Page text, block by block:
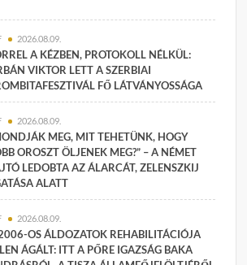
2026.08.09.
A KÉZBEN, PROTOKOLL NÉLKÜL:
VIKTOR LETT A SZERBIAI
FŐ LÁTVÁNYOSSÁGA
2026.08.09.
MEG, MIT TEHETÜNK, HOGY
OROSZT ÖLJENEK MEG?” – A NÉMET
LEDOBTA AZ ÁLARCÁT, ZELENSZKIJ
ALATT
2026.08.09.
OS ÁLDOZATOK REHABILITÁCIÓJA
ÁGÁLT: ITT A PŐRE IGAZSÁG BAKA